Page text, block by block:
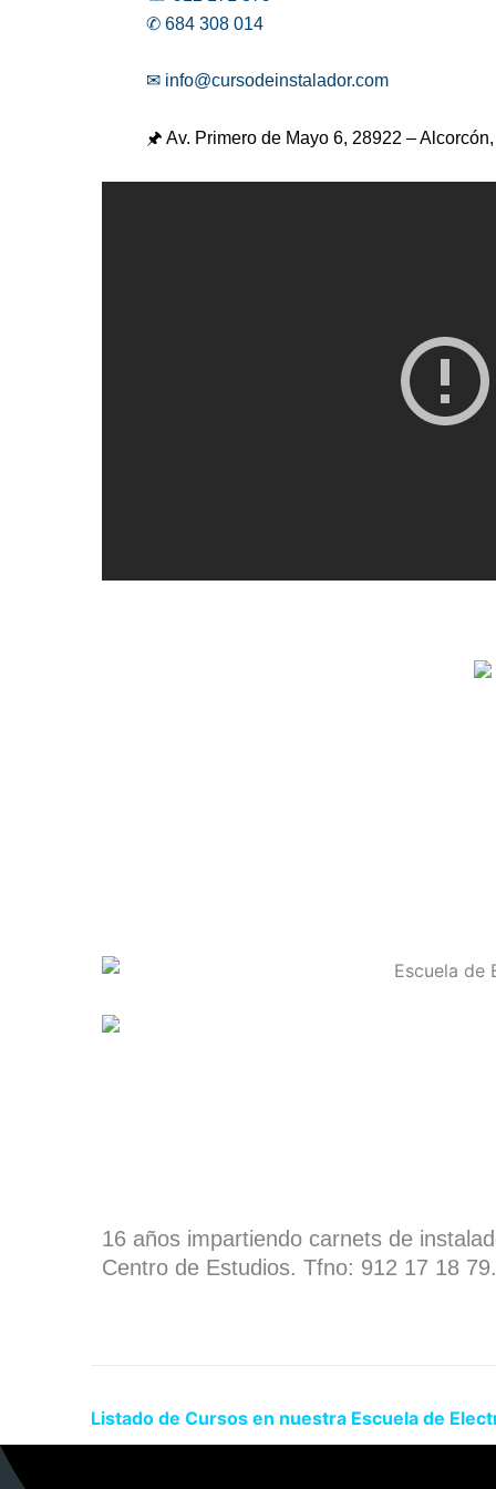
✆ 684 308 014
✉ info@cursodeinstalador.com
🖈 Av. Primero de Mayo 6, 28922 –
16 años impartiendo carnets de
Centro de Estudios. Tfno: 912 17 18 79.
Listado de Cursos en nuestra Escuela de